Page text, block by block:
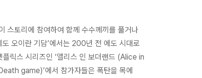
스토리에 참여하여 함께 수수께끼를 풀거나
오이란 기담’에서는 200년 전 에도 시대로
릭스 시리즈인 ‘앨리스 인 보더랜드 (Alice in
game)’에서 참가자들은 폭탄을 목에